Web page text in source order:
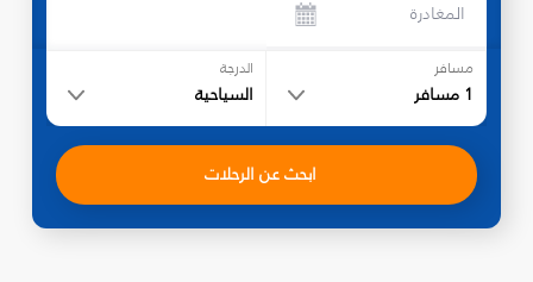
المغادرة
مسافر
1 مسافر
الدرجة
السياحية
ابحث عن الرحلات